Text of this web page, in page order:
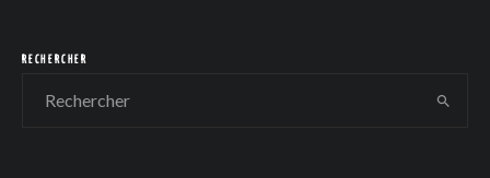
RECHERCHER